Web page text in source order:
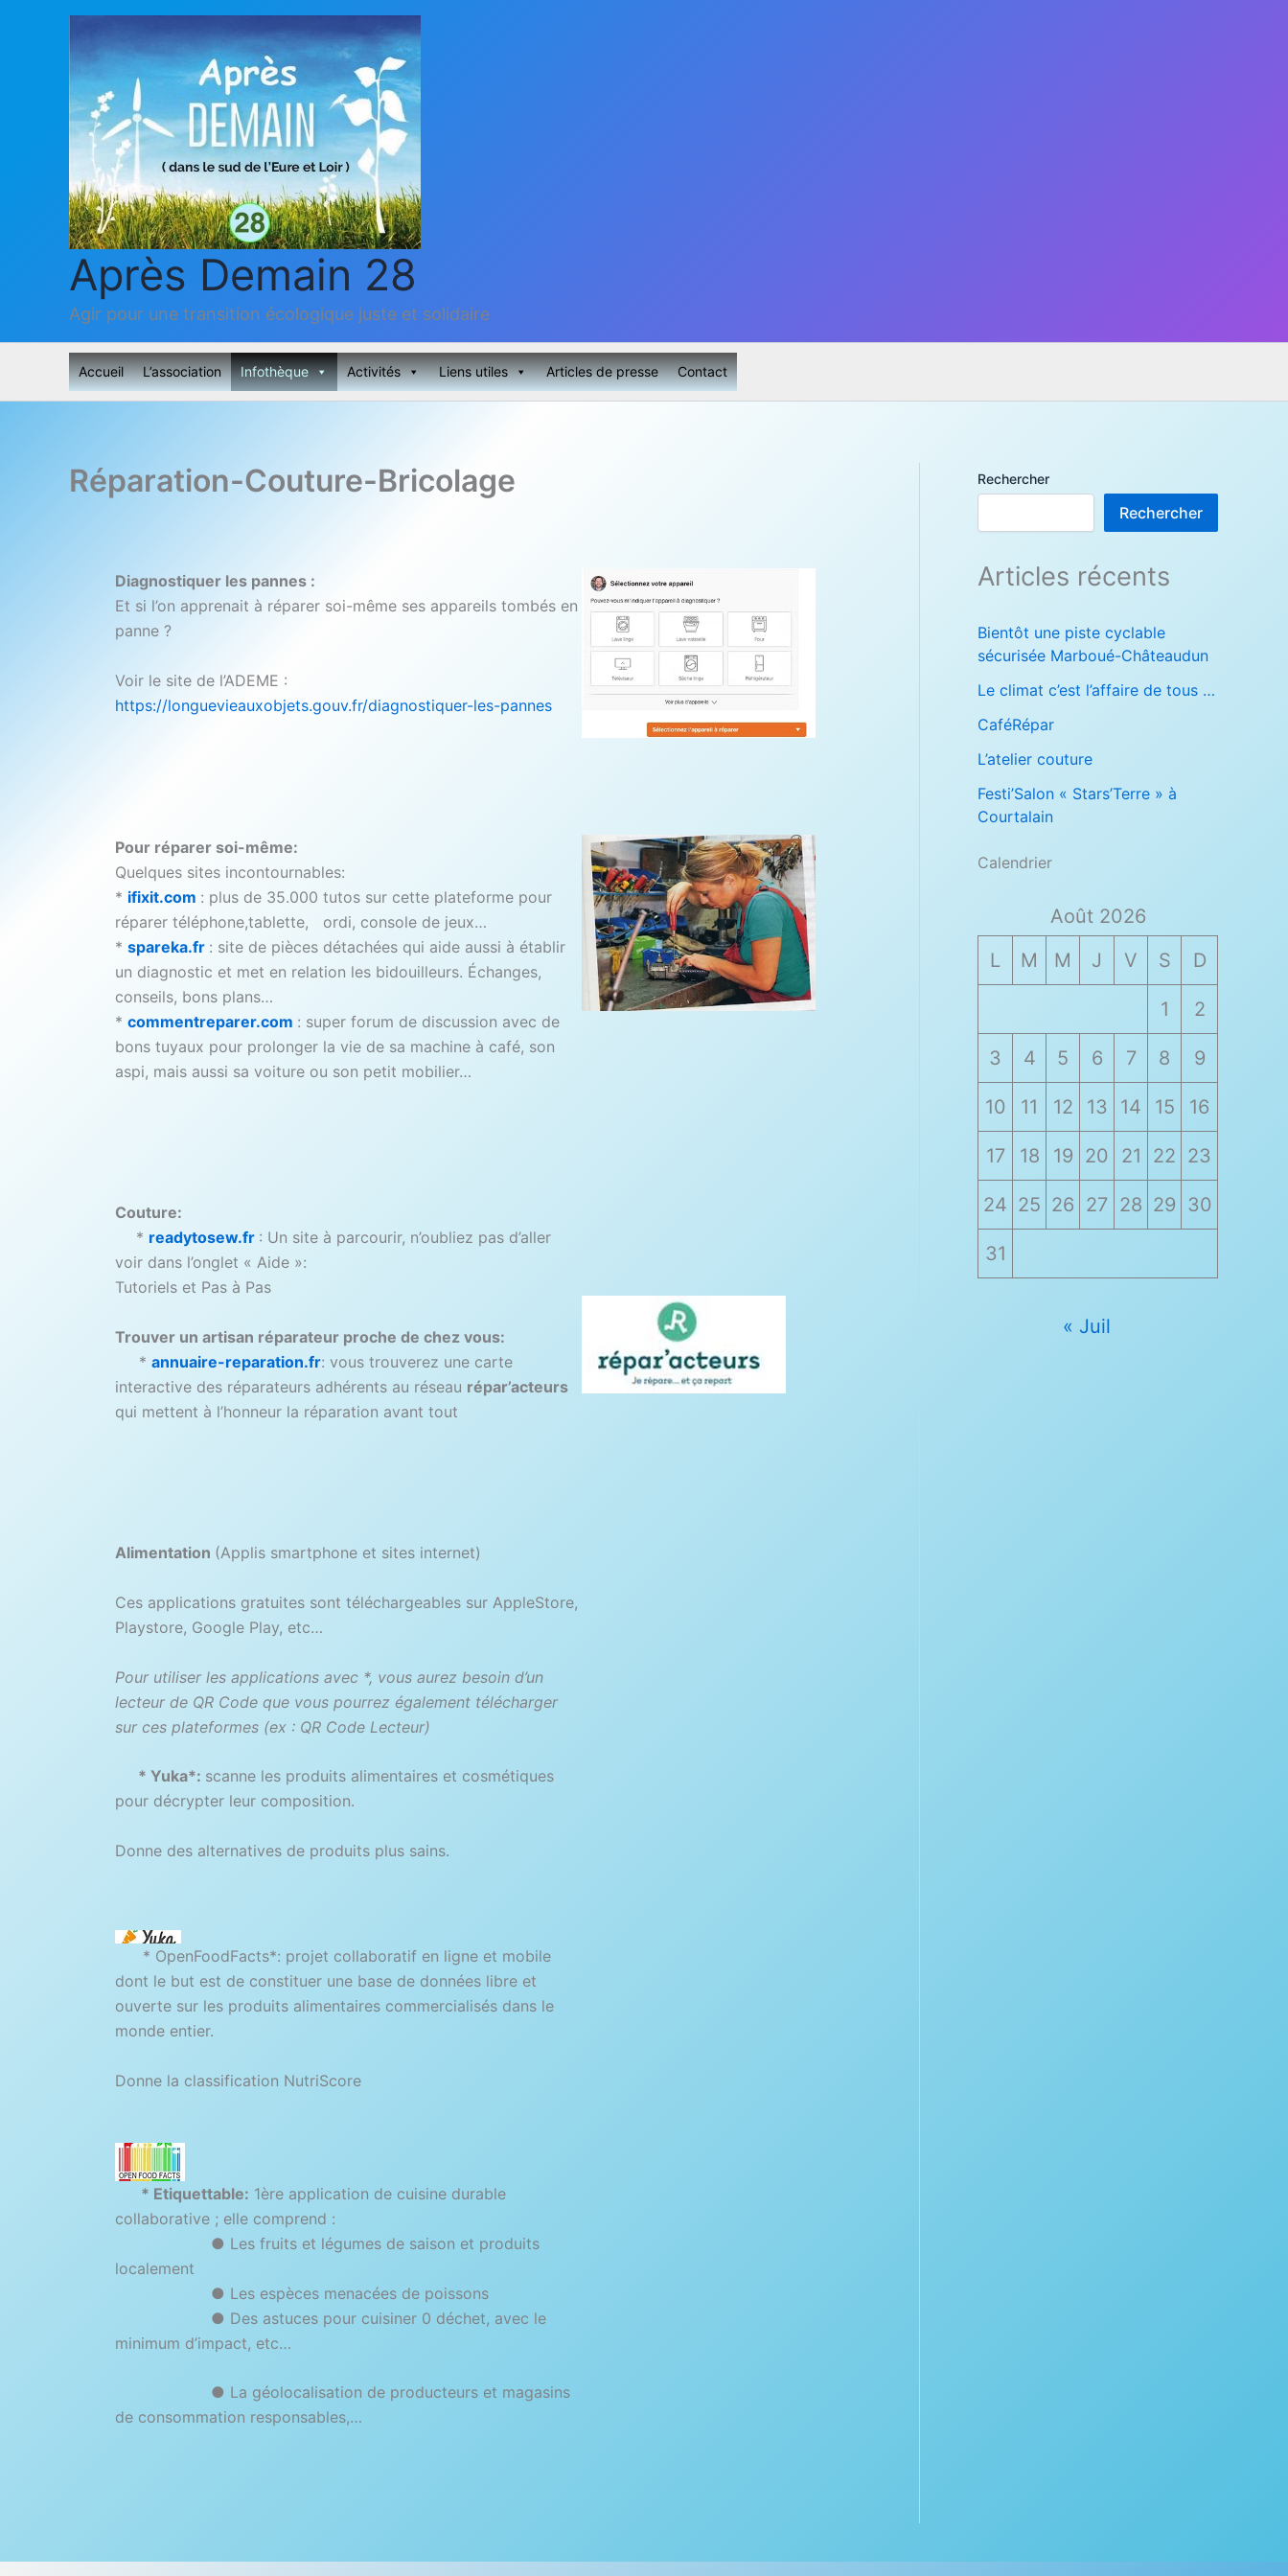
Après Demain 28
Agir pour une transition écologique juste et solidaire
Accueil L’association Infothèque Activités Liens utiles Articles de presse Contact
Réparation-Couture-Bricolage
Diagnostiquer les pannes :
Et si l’on apprenait à réparer soi-même ses appareils tombés en
panne ?
Voir le site de l’ADEME :
https://longuevieauxobjets.gouv.fr/diagnostiquer-les-pannes
Pour réparer soi-même:
Quelques sites incontournables:
* ifixit.com : plus de 35.000 tutos sur cette plateforme pour
réparer téléphone,tablette, ordi, console de jeux…
* spareka.fr : site de pièces détachées qui aide aussi à établir
un diagnostic et met en relation les bidouilleurs. Échanges,
conseils, bons plans…
* commentreparer.com : super forum de discussion avec de
bons tuyaux pour prolonger la vie de sa machine à café, son
aspi, mais aussi sa voiture ou son petit mobilier…
Couture:
* readytosew.fr : Un site à parcourir, n’oubliez pas d’aller
voir dans l’onglet « Aide »:
Tutoriels et Pas à Pas
Trouver un artisan réparateur proche de chez vous:
* annuaire-reparation.fr: vous trouverez une carte
interactive des réparateurs adhérents au réseau répar’acteurs
qui mettent à l’honneur la réparation avant tout
Alimentation (Applis smartphone et sites internet)
Ces applications gratuites sont téléchargeables sur AppleStore,
Playstore, Google Play, etc…
Pour utiliser les applications avec *, vous aurez besoin d’un
lecteur de QR Code que vous pourrez également télécharger
sur ces plateformes (ex : QR Code Lecteur)
* Yuka*: scanne les produits alimentaires et cosmétiques
pour décrypter leur composition.
Donne des alternatives de produits plus sains.
* OpenFoodFacts*: projet collaboratif en ligne et mobile
dont le but est de constituer une base de données libre et
ouverte sur les produits alimentaires commercialisés dans le
monde entier.
Donne la classification NutriScore
* Etiquettable: 1ère application de cuisine durable
collaborative ; elle comprend :
● Les fruits et légumes de saison et produits
localement
● Les espèces menacées de poissons
● Des astuces pour cuisiner 0 déchet, avec le
minimum d’impact, etc…
● La géolocalisation de producteurs et magasins
de consommation responsables,…
Rechercher
Rechercher
Articles récents
Bientôt une piste cyclable
sécurisée Marboué-Châteaudun
Le climat c’est l’affaire de tous …
CaféRépar
L’atelier couture
Festi’Salon « Stars’Terre » à
Courtalain
Calendrier
Août 2026
L
M M J V S D
1 2
3 4 5 6 7 8 9
10 11 12 13 14 15 16
17 18 19 20 21 22 23
24 25 26 27 28 29 30
31
« Juil